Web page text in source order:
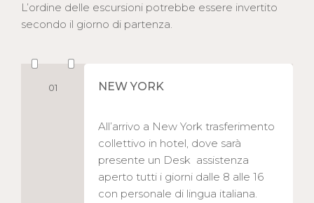
L’ordine delle escursioni potrebbe essere invertito
secondo il giorno di partenza.
01 NEW YORK
All’arrivo a New York trasferimento
collettivo in hotel, dove sarà
presente un Desk assistenza
aperto tutti i giorni dalle 8 alle 16
con personale di lingua italiana.